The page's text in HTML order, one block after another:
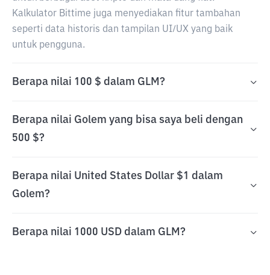
Kalkulator Bittime juga menyediakan fitur tambahan
seperti data historis dan tampilan UI/UX yang baik
untuk pengguna.
Berapa nilai 100 $ dalam GLM?
Berapa nilai Golem yang bisa saya beli dengan
500 $?
Berapa nilai United States Dollar $1 dalam
Golem?
Berapa nilai 1000 USD dalam GLM?